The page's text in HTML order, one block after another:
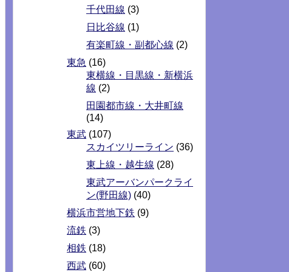
千代田線 (3)
日比谷線 (1)
有楽町線・副都心線 (2)
東急 (16)
東横線・目黒線・新横浜
線 (2)
田園都市線・大井町線
(14)
東武 (107)
スカイツリーライン (36)
東上線・越生線 (28)
東武アーバンパークライ
ン(野田線) (40)
横浜市営地下鉄 (9)
流鉄 (3)
相鉄 (18)
西武 (60)